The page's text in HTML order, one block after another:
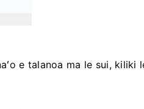
e talanoa ma le sui, kiliki